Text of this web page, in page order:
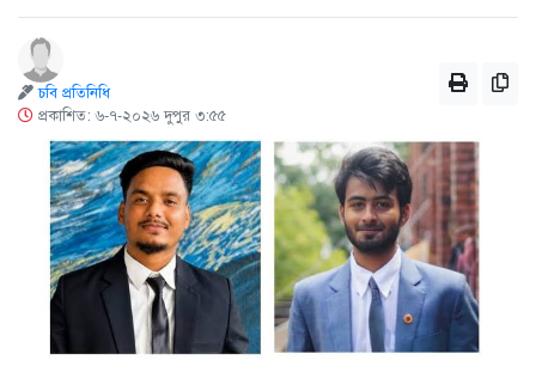
চবি প্রতিনিধি
প্রকাশিত: ৬-৭-২০২৬ দুপুর ৩:৫৫